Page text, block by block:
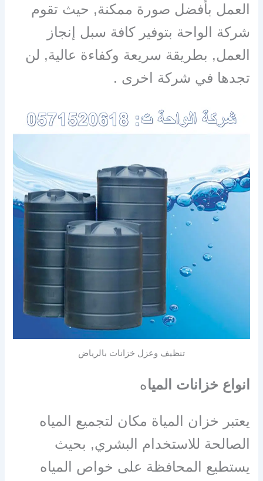
العمل بأفضل صورة ممكنة, حيث تقوم
شركة الواحة بتوفير كافة سبل إنجاز
العمل, بطريقة سريعة وكفاءة عالية, لن
تجدها في شركة اخرى .
تنظيف وعزل خزانات بالرياض
انواع خزانات المياه
يعتبر خزان المياة مكان لتجميع المياه
الصالحة للاستخدام البشري, بحيث
يستطيع المحافظة على خواص المياه